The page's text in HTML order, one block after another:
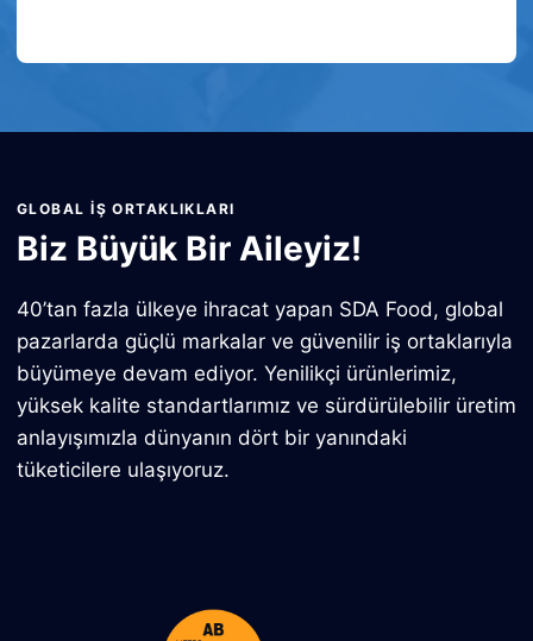
GLOBAL İŞ ORTAKLIKLARI
Biz Büyük Bir Aileyiz!
40’tan fazla ülkeye ihracat yapan SDA Food, global
pazarlarda güçlü markalar ve güvenilir iş ortaklarıyla
büyümeye devam ediyor. Yenilikçi ürünlerimiz,
yüksek kalite standartlarımız ve sürdürülebilir üretim
anlayışımızla dünyanın dört bir yanındaki
tüketicilere ulaşıyoruz.